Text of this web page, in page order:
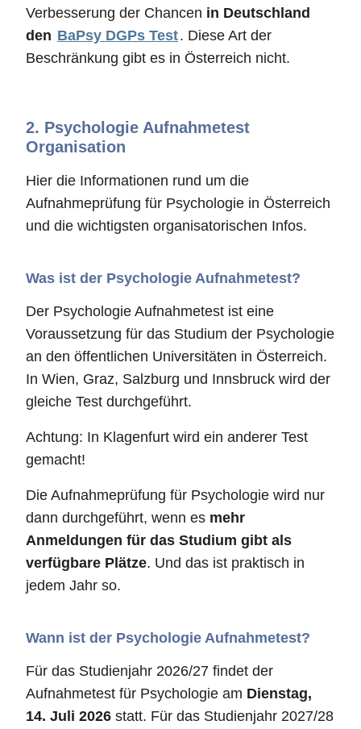
Verbesserung der Chancen in Deutschland
den BaPsy DGPs Test. Diese Art der
Beschränkung gibt es in Österreich nicht.
2. Psychologie Aufnahmetest
Organisation
Hier die Informationen rund um die
Aufnahmeprüfung für Psychologie in Österreich
und die wichtigsten organisatorischen Infos.
Was ist der Psychologie Aufnahmetest?
Der Psychologie Aufnahmetest ist eine
Voraussetzung für das Studium der Psychologie
an den öffentlichen Universitäten in Österreich.
In Wien, Graz, Salzburg und Innsbruck wird der
gleiche Test durchgeführt.
Achtung: In Klagenfurt wird ein anderer Test
gemacht!
Die Aufnahmeprüfung für Psychologie wird nur
dann durchgeführt, wenn es mehr
Anmeldungen für das Studium gibt als
verfügbare Plätze. Und das ist praktisch in
jedem Jahr so.
Wann ist der Psychologie Aufnahmetest?
Für das Studienjahr 2026/27 findet der
Aufnahmetest für Psychologie am Dienstag,
14. Juli 2026 statt. Für das Studienjahr 2027/28